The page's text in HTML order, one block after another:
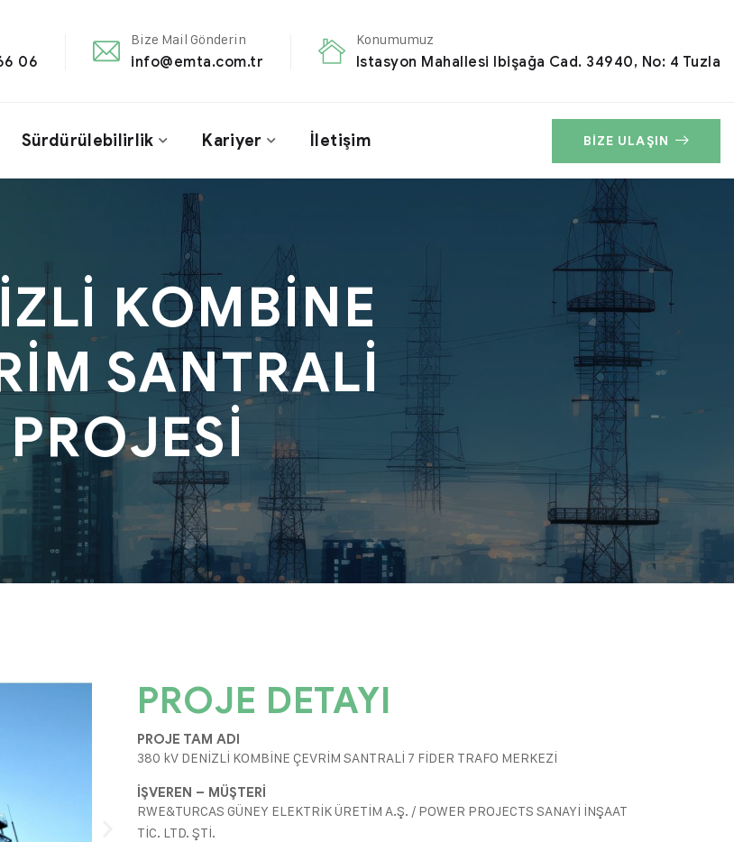
06
Bize Mail Gönderin
info@emta.com.tr
Konumumuz
Istasyon Mahallesi Ibişağa Cad. 34940, No: 4 Tuzla
Sürdürülebilirlik Kariyer İletişim BIZE ULAŞIN
KOMBİNE
SANTRALİ
PROJESİ
PROJE DETAYI
PROJE TAM ADI
380 kV DENİZLİ KOMBİNE ÇEVRİM SANTRALİ 7 FİDER TRAFO MERKEZİ
İŞVEREN – MÜŞTERİ
RWE&TURCAS GÜNEY ELEKTRİK ÜRETİM A.Ş. / POWER PROJECTS SANAYİ İNŞAAT
TİC. LTD. ŞTİ.